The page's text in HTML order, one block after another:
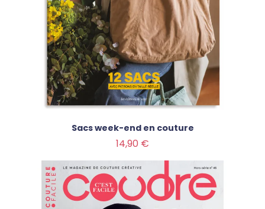
Sacs week-end en couture
14,90 €